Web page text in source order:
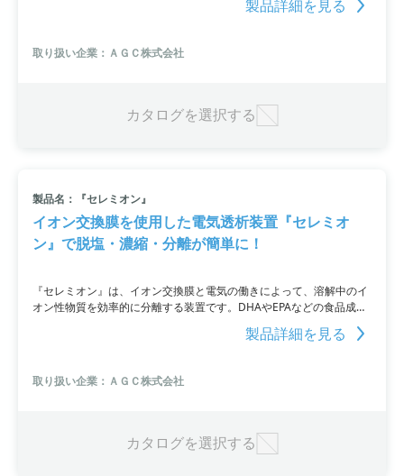
電気透析装置の貸出も行っておりますので、ご興味のある方はお見逃
製品詳細を見る
取り扱い企業：ＡＧＣ株式会社
カタログを選択する
製品名：『セレミオン』
イオン交換膜を使用した電気透析装置『セレミオ
ン』で脱塩・濃縮・分離が簡単に！
『セレミオン』は、イオン交換膜と電気の働きによって、溶解中のイ
オン性物質を効率的に分離する装置です。DHAやEPAなどの食品成分
やキトサンやタウリンなどの医薬・化粧品成分の脱塩・濃縮・分離が
可能であり、再生処理の必要もありません。また、実験用装置を2週
製品詳細を見る
取り扱い企業：ＡＧＣ株式会社
カタログを選択する